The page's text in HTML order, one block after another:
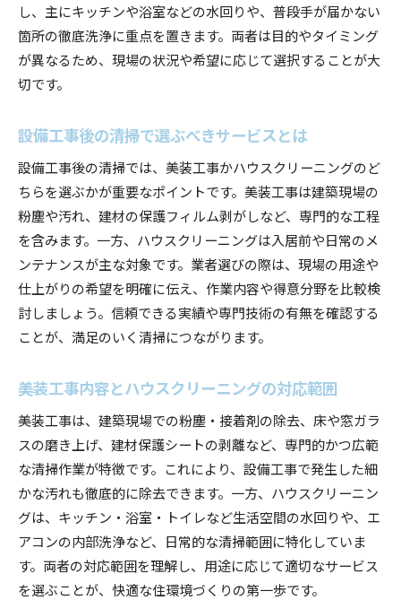
し、主にキッチンや浴室などの水回りや、普段手が届かない
箇所の徹底洗浄に重点を置きます。両者は目的やタイミング
が異なるため、現場の状況や希望に応じて選択することが大
切です。
設備工事後の清掃で選ぶべきサービスとは
設備工事後の清掃では、美装工事かハウスクリーニングのど
ちらを選ぶかが重要なポイントです。美装工事は建築現場の
粉塵や汚れ、建材の保護フィルム剥がしなど、専門的な工程
を含みます。一方、ハウスクリーニングは入居前や日常のメ
ンテナンスが主な対象です。業者選びの際は、現場の用途や
仕上がりの希望を明確に伝え、作業内容や得意分野を比較検
討しましょう。信頼できる実績や専門技術の有無を確認する
ことが、満足のいく清掃につながります。
美装工事内容とハウスクリーニングの対応範囲
美装工事は、建築現場での粉塵・接着剤の除去、床や窓ガラ
スの磨き上げ、建材保護シートの剥離など、専門的かつ広範
な清掃作業が特徴です。これにより、設備工事で発生した細
かな汚れも徹底的に除去できます。一方、ハウスクリーニン
グは、キッチン・浴室・トイレなど生活空間の水回りや、エ
アコンの内部洗浄など、日常的な清掃範囲に特化していま
す。両者の対応範囲を理解し、用途に応じて適切なサービス
を選ぶことが、快適な住環境づくりの第一歩です。